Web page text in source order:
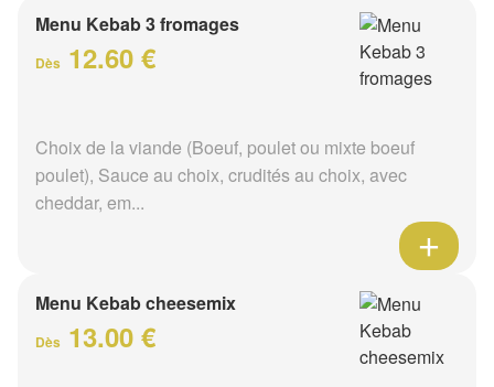
Menu Kebab 3 fromages
Dès 12.60 €
Choix de la viande (Boeuf, poulet ou mixte boeuf
poulet), Sauce au choix, crudités au choix, avec
cheddar, em...
Menu Kebab cheesemix
Dès 13.00 €